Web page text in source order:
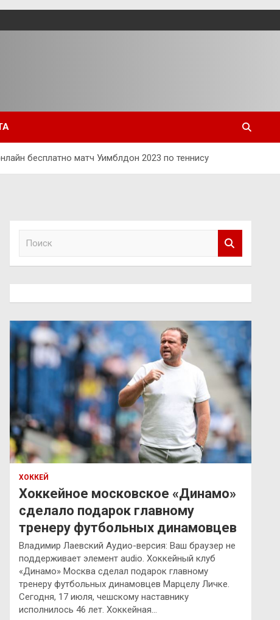
бесплатно матч Уимблдон 2023 по теннису
ХОККЕЙ
Хоккейное московское «Динамо»
сделало подарок главному
тренеру футбольных динамовцев
Владимир Лаевский Аудио-версия: Ваш браузер не
поддерживает элемент audio. Хоккейный клуб
«Динамо» Москва сделал подарок главному
тренеру футбольных динамовцев Марцелу Личке.
Сегодня, 17 июля, чешскому наставнику
исполнилось 46 лет. Хоккейная…